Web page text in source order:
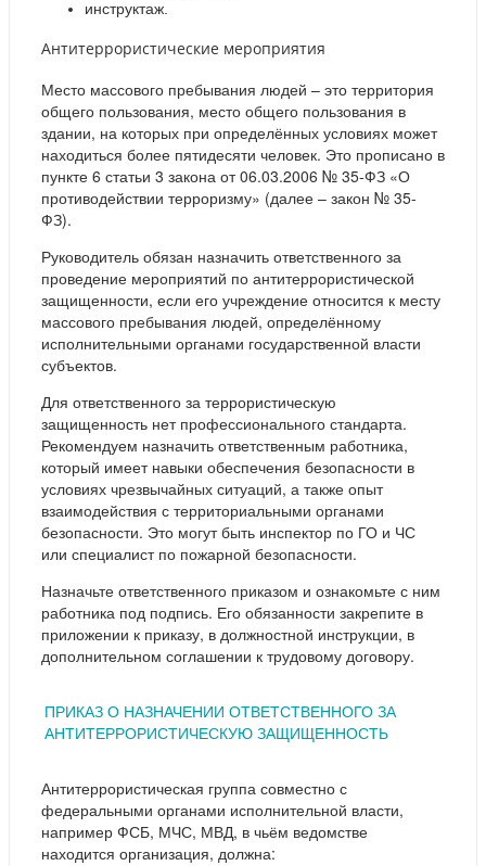
инструктаж.
Антитеррористические мероприятия
Место массового пребывания людей – это территория
общего пользования, место общего пользования в
здании, на которых при определённых условиях может
находиться более пятидесяти человек. Это прописано в
пункте 6 статьи 3 закона от 06.03.2006 № 35-ФЗ «О
противодействии терроризму» (далее – закон № 35-
ФЗ).
Руководитель обязан назначить ответственного за
проведение мероприятий по антитеррористической
защищенности, если его учреждение относится к месту
массового пребывания людей, определённому
исполнительными органами государственной власти
субъектов.
Для ответственного за террористическую
защищенность нет профессионального стандарта.
Рекомендуем назначить ответственным работника,
который имеет навыки обеспечения безопасности в
условиях чрезвычайных ситуаций, а также опыт
взаимодействия с территориальными органами
безопасности. Это могут быть инспектор по ГО и ЧС
или специалист по пожарной безопасности.
Назначьте ответственного приказом и ознакомьте с ним
работника под подпись. Его обязанности закрепите в
приложении к приказу, в должностной инструкции, в
дополнительном соглашении к трудовому договору.
ПРИКАЗ О НАЗНАЧЕНИИ ОТВЕТСТВЕННОГО ЗА
АНТИТЕРРОРИСТИЧЕСКУЮ ЗАЩИЩЕННОСТЬ
Антитеррористическая группа совместно с
федеральными органами исполнительной власти,
например ФСБ, МЧС, МВД, в чьём ведомстве
находится организация, должна: